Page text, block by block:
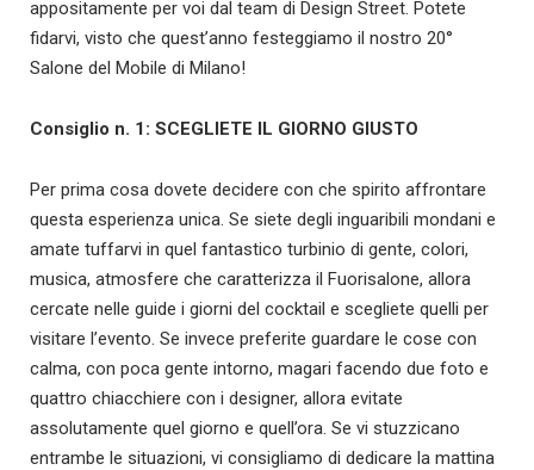
appositamente per voi dal team di Design Street. Potete
fidarvi, visto che quest’anno festeggiamo il nostro 20°
Salone del Mobile di Milano!
Consiglio n. 1: SCEGLIETE IL GIORNO GIUSTO
Per prima cosa dovete decidere con che spirito affrontare
questa esperienza unica. Se siete degli inguaribili mondani e
amate tuffarvi in quel fantastico turbinio di gente, colori,
musica, atmosfere che caratterizza il Fuorisalone, allora
cercate nelle guide i giorni del cocktail e scegliete quelli per
visitare l’evento. Se invece preferite guardare le cose con
calma, con poca gente intorno, magari facendo due foto e
quattro chiacchiere con i designer, allora evitate
assolutamente quel giorno e quell’ora. Se vi stuzzicano
entrambe le situazioni, vi consigliamo di dedicare la mattina